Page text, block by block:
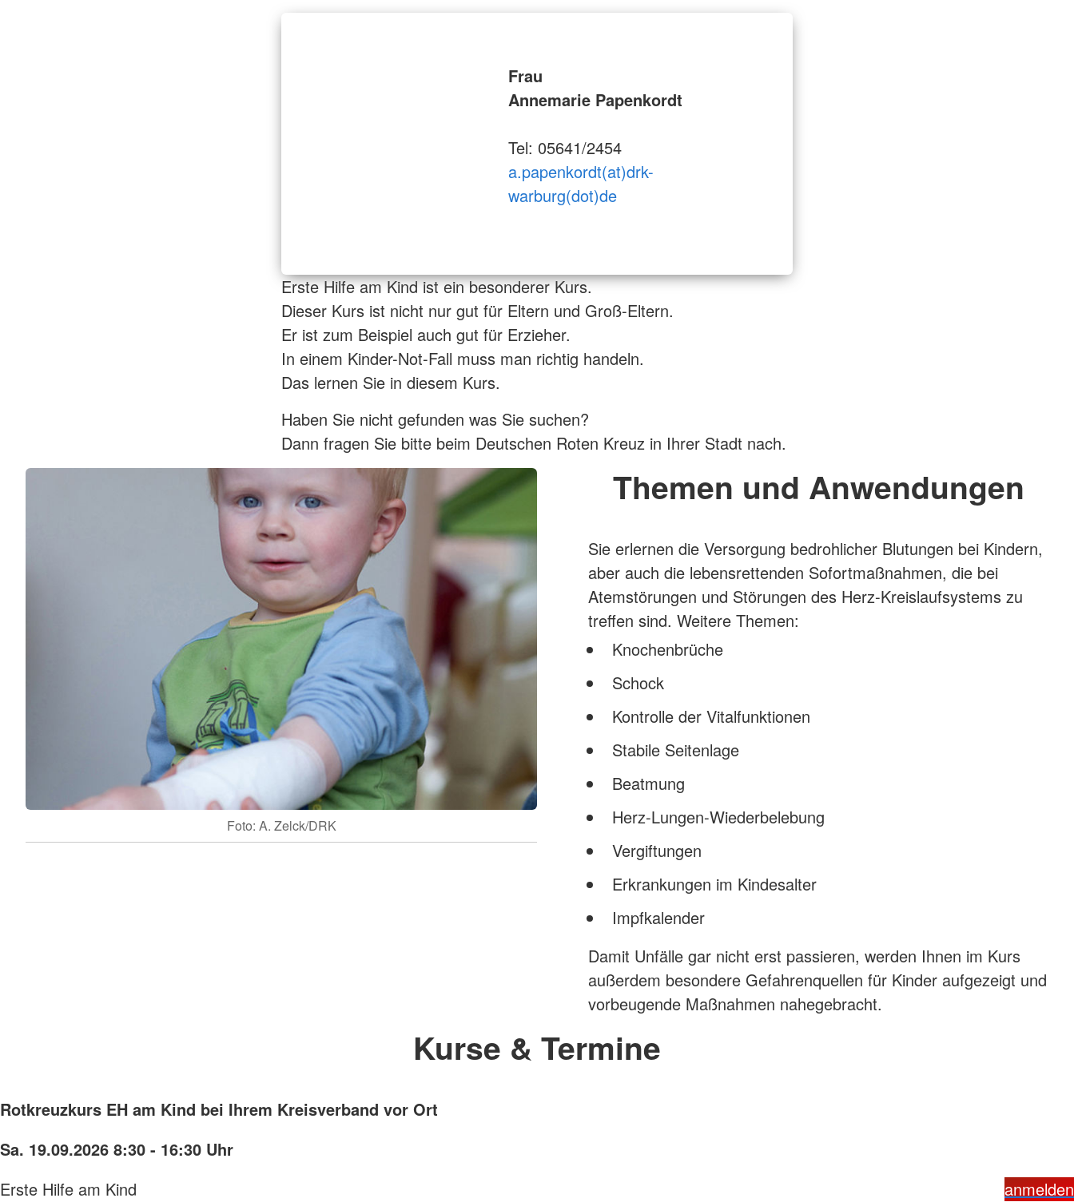
Frau
Annemarie Papenkordt
Tel: 05641/2454
a.papenkordt(at)drk-
warburg(dot)de
Erste Hilfe am Kind ist ein besonderer Kurs.
Dieser Kurs ist nicht nur gut für Eltern und Groß-Eltern.
Er ist zum Beispiel auch gut für Erzieher.
In einem Kinder-Not-Fall muss man richtig handeln.
Das lernen Sie in diesem Kurs.
Haben Sie nicht gefunden was Sie suchen?
Dann fragen Sie bitte beim Deutschen Roten Kreuz in Ihrer Stadt nach.
Foto: A. Zelck/DRK
Themen und Anwendungen
Sie erlernen die Versorgung bedrohlicher Blutungen bei Kindern,
aber auch die lebensrettenden Sofortmaßnahmen, die bei
Atemstörungen und Störungen des Herz-Kreislaufsystems zu
treffen sind. Weitere Themen:
Knochenbrüche
Schock
Kontrolle der Vitalfunktionen
Stabile Seitenlage
Beatmung
Herz-Lungen-Wiederbelebung
Vergiftungen
Erkrankungen im Kindesalter
Impfkalender
Damit Unfälle gar nicht erst passieren, werden Ihnen im Kurs
außerdem besondere Gefahrenquellen für Kinder aufgezeigt und
vorbeugende Maßnahmen nahegebracht.
Kurse & Termine
Rotkreuzkurs EH am Kind bei Ihrem Kreisverband vor Ort
Sa. 19.09.2026 8:30 - 16:30 Uhr
Erste Hilfe am Kind
anmelden